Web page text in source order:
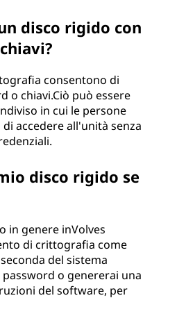
disco rigido con
consentono di
o chiavi.Ciò può essere
in cui le persone
accedere all'unità senza
disco rigido se
in genere inVolves
di crittografia come
del sistema
o genererai una
del software, per